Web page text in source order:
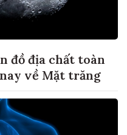
đồ địa chất toàn
về Mặt trăng